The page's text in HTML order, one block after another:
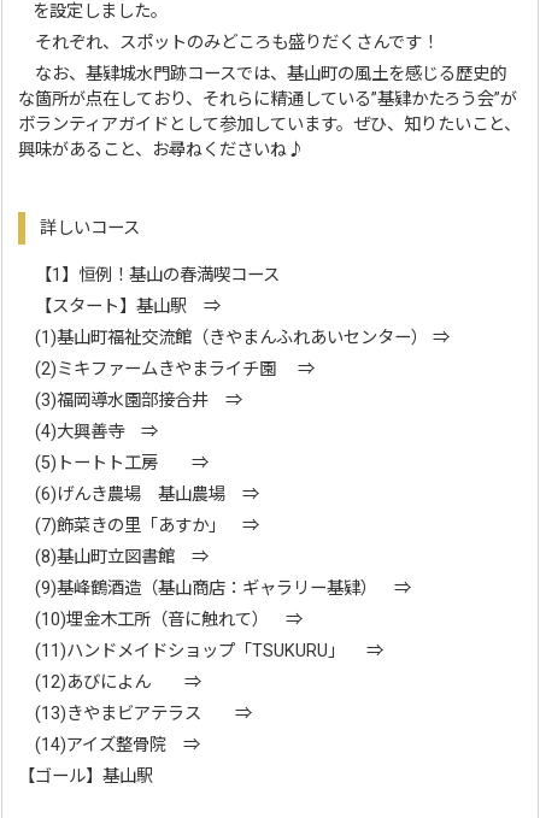
を設定しました。
それぞれ、スポットのみどころも盛りだくさんです！
なお、基肄城水門跡コースでは、基山町の風土を感じる歴史的
な箇所が点在しており、それらに精通している”基肄かたろう会”が
ボランティアガイドとして参加しています。ぜひ、知りたいこと、
興味があること、お尋ねくださいね♪
詳しいコース
【1】恒例！基山の春満喫コース
【スタート】基山駅 ⇒
(1)基山町福祉交流館（きやまんふれあいセンター） ⇒
(2)ミキファームきやまライチ園 ⇒
(3)福岡導水園部接合井 ⇒
(4)大興善寺 ⇒
(5)トートト工房 ⇒
(6)げんき農場 基山農場 ⇒
(7)飾菜きの里「あすか」 ⇒
(8)基山町立図書館 ⇒
(9)基峰鶴酒造（基山商店：ギャラリー基肄） ⇒
(10)埋金木工所（音に触れて） ⇒
(11)ハンドメイドショップ「TSUKURU」 ⇒
(12)あびによん ⇒
(13)きやまビアテラス ⇒
(14)アイズ整骨院 ⇒
【ゴール】基山駅